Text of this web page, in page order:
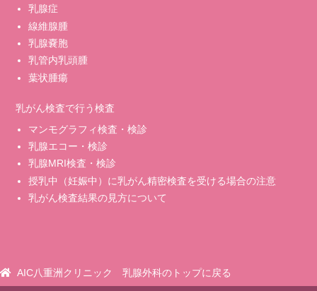
乳腺症
線維腺腫
乳腺嚢胞
乳管内乳頭腫
葉状腫瘍
乳がん検査で行う検査
マンモグラフィ検査・検診
乳腺エコー・検診
乳腺MRI検査・検診
授乳中（妊娠中）に乳がん精密検査を受ける場合の注意
乳がん検査結果の見方について
AIC八重洲クリニック 乳腺外科のトップに戻る